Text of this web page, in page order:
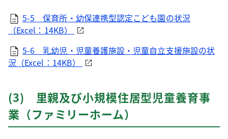
5-5 保育所・幼保連携型認定こども園の状況
（Excel：14KB）
5-6 乳幼児・児童養護施設・児童自立支援施設の状
況（Excel：14KB）
(3) 里親及び小規模住居型児童養育事
業（ファミリーホーム）